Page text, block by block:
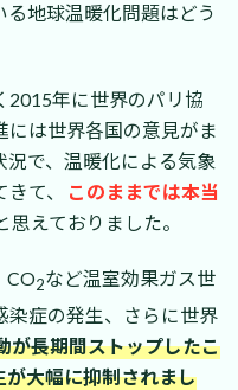
地球温暖化問題はどう
2015年に世界のパリ協
には世界各国の意見がま
況で、温暖化による気象
て、
このままでは本当
えておりました。
CO2など温室効果ガス世
染症の発生、さらに世界
が長期間ストップしたこ
が大幅に抑制されまし